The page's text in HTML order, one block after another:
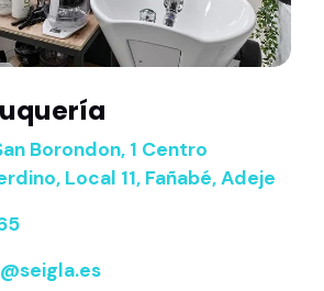
Borondon, 1 Centro
Local 11, Fañabé, Adeje